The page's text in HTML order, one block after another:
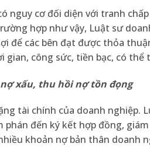
nguy cơ đối diện với tranh
hợp như vậy, Luật sư
để các bên đạt được thỏa
gian, công sức, tiền bạc, có
xấu, thu hồi nợ tồn đọng
tài chính của doanh
phán đến ký kết hợp đồng,
khoản nợ bản thân